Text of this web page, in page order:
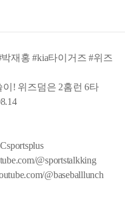
재홍 #kia타이거즈 #위즈
! 위즈덤은 2홈런 6타
@sportstalkking
@baseballlunch